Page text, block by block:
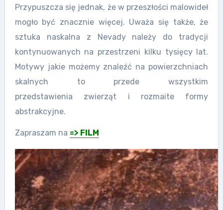
Przypuszcza się jednak, że w przeszłości malowideł
mogło być znacznie więcej. Uważa się także, że
sztuka naskalna z Nevady należy do tradycji
kontynuowanych na przestrzeni kilku tysięcy lat.
Motywy jakie możemy znaleźć na powierzchniach
skalnych to przede wszystkim
przedstawienia zwierząt i rozmaite formy
abstrakcyjne.
Zapraszam na => FILM